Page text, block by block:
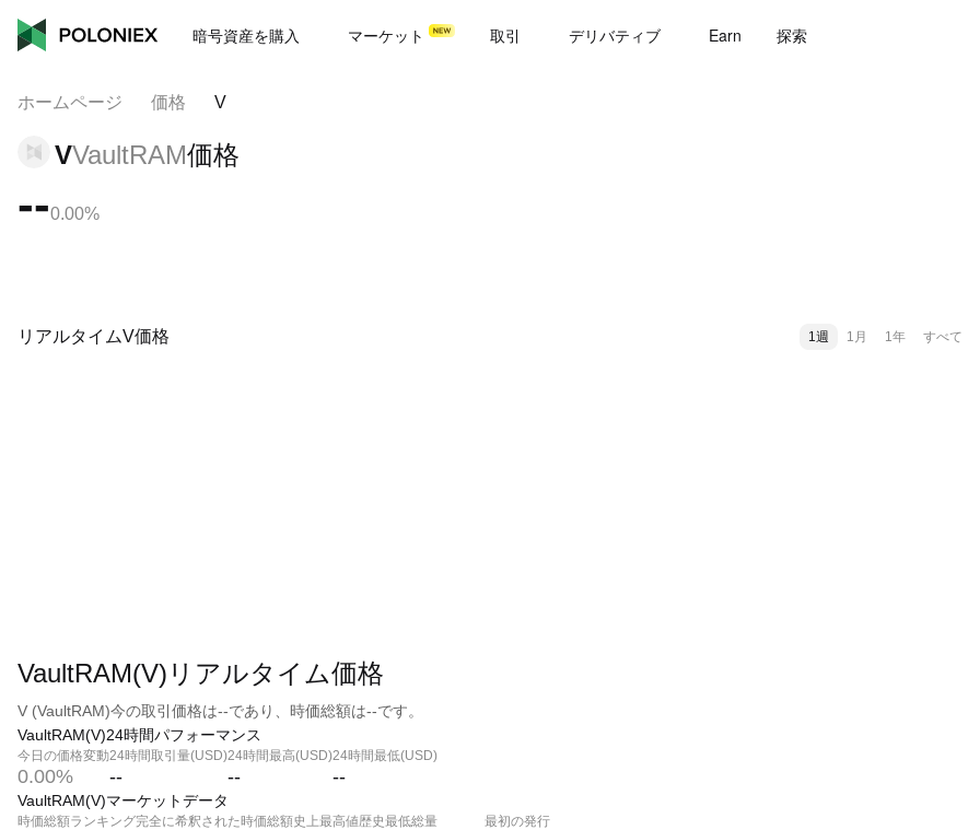
暗号資産を購入 マーケット 取引 デリバティブ Earn 探索
ホームページ 価格 V
VVaultRAM価格
--0.00%
リアルタイムV価格 1週 1月 1年 すべて
VaultRAM(V)リアルタイム価格
V (VaultRAM)今の取引価格は--であり、時価総額は--です。
VaultRAM(V)24時間パフォーマンス
今日の価格変動
0.00%
24時間取引量(USD)
--
24時間最高(USD)
--
24時間最低(USD)
--
VaultRAM(V)マーケットデータ
時価総額ランキング完全に希釈された時価総額史上最高値歴史最低総量 最初の発行